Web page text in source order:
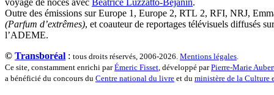
Fuligni Bruno
Gana Frédéric
Garcia Antoine
Gaullier Tanneguy
Gauthier Yves
Gemme Pierre
Gendre Florence
Outre des émissions sur Europe 1, Europe 2, RTL 2, RFI, NRJ,
(Parfum d’extrêmes), et coauteur de reportages télévisuels diffusés
l’ADEME.
© Transboréal : tous droits réservés, 2006-2026. Mentions légales
Ce site, constamment enrichi parÉmeric Fisset , développé parPierre-Marie
a bénéficié du concours du Centre national du livre et du ministère de la Culture